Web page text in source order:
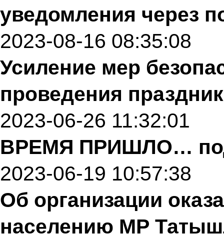
уведомления через
2023-08-16 08:35:08
Усиление мер
проведения
2023-06-26 11:32:01
ВРЕМЯ ПРИШЛО…
2023-06-19 10:57:38
Об организации
населению МР